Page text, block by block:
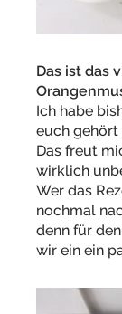
Das ist das
Ich habe
euch gehört
Das freut
wirklich
Wer das
nochmal
denn für
wir ein ein